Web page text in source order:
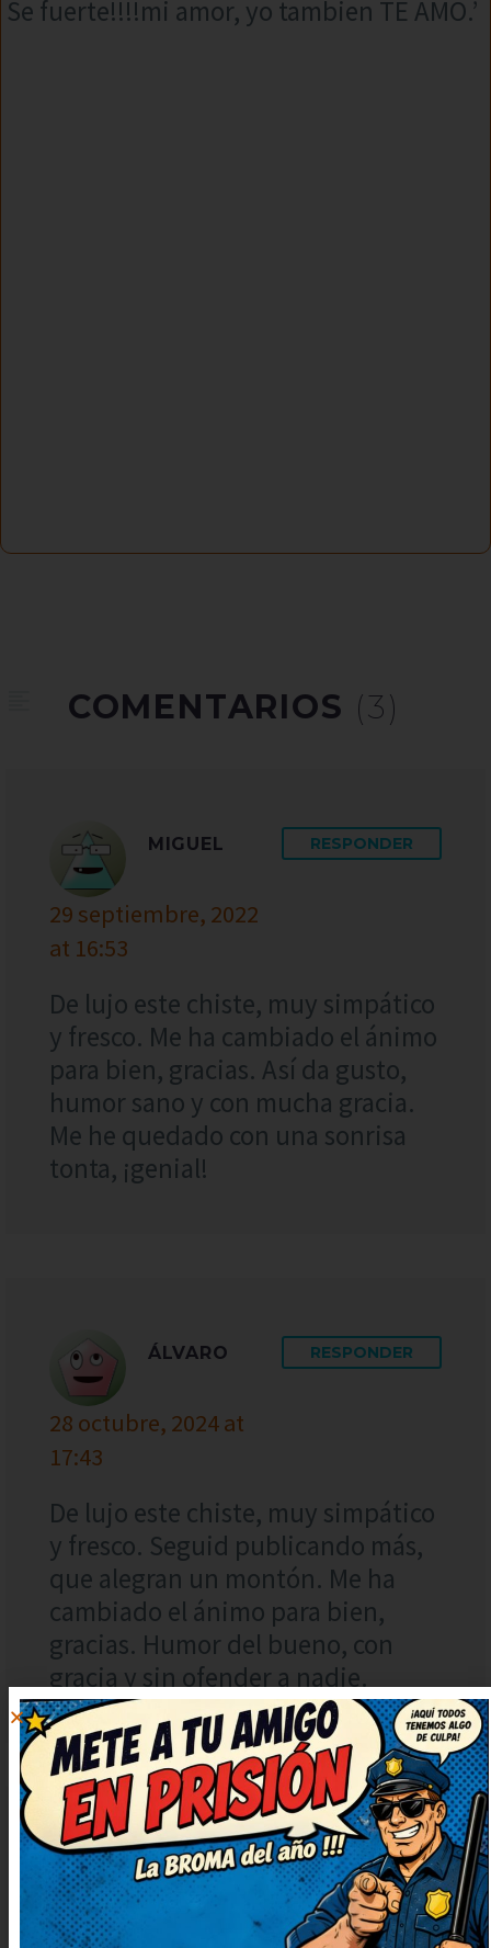
Se fuerte!!!!mi amor, yo tambien TE AMO.’
COMENTARIOS (3)
MIGUEL
29 septiembre, 2022
at 16:53
RESPONDER
De lujo este chiste, muy simpático
y fresco. Me ha cambiado el ánimo
para bien, gracias. Así da gusto,
humor sano y con mucha gracia.
Me he quedado con una sonrisa
tonta, ¡genial!
ÁLVARO
28 octubre, 2024 at
17:43
RESPONDER
De lujo este chiste, muy simpático
y fresco. Seguid publicando más,
que alegran un montón. Me ha
cambiado el ánimo para bien,
gracias. Humor del bueno, con
gracia y sin ofender a nadie.
MARÍA
HERRERA
10 mayo, 2025 at
RESPONDER